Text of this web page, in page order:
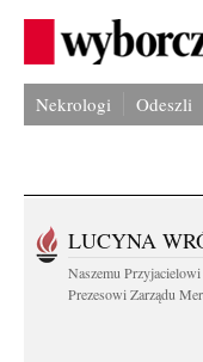
Nekrologi Odeszli
LUCYNA
Naszemu
Prezesowi Zarządu